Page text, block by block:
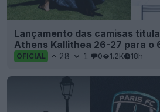
Lançamento das camisas
Athens Kallithea 26-27 para o
OFICIAL 28 1 0 1.2K 18h